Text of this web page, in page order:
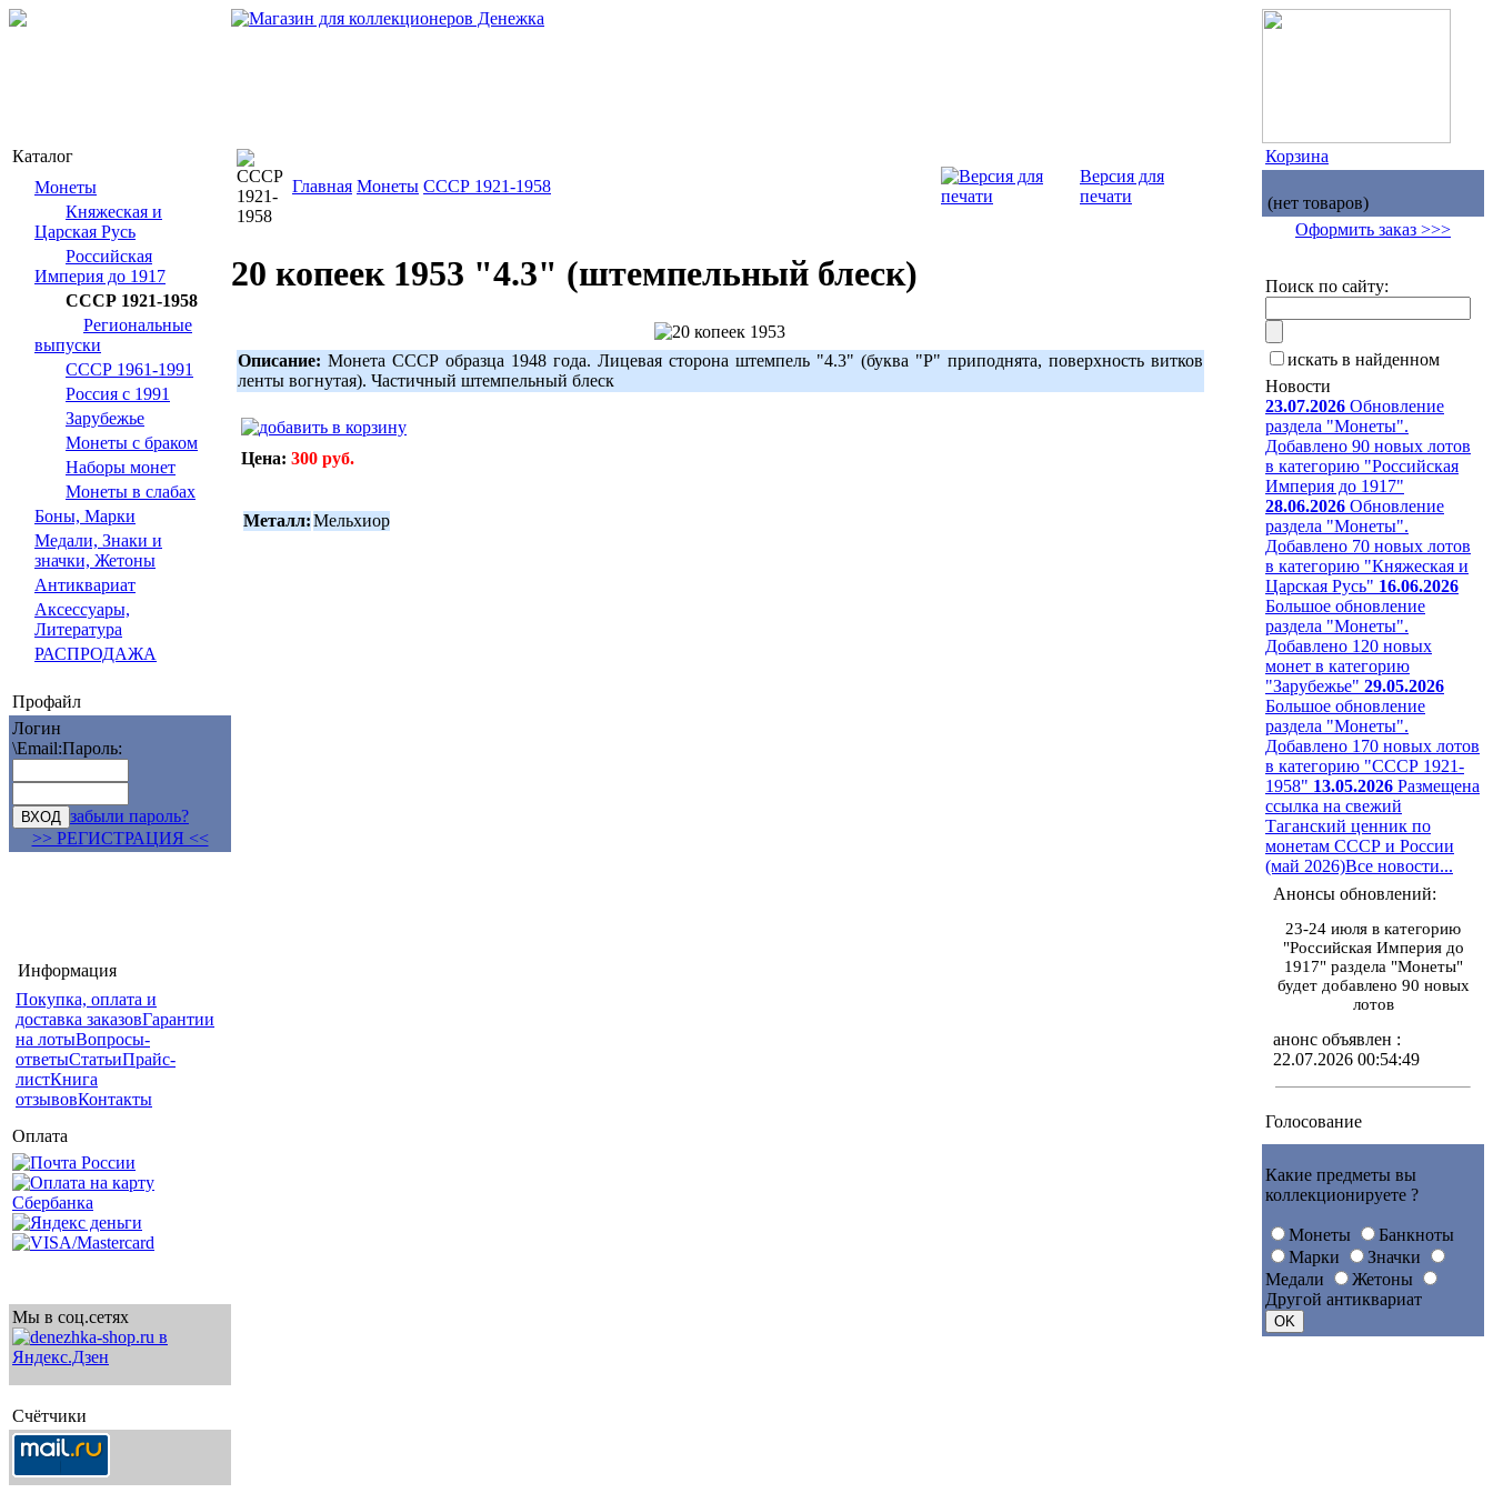
Каталог
Монеты
Княжеская и
Царская Русь
Российская
Империя до 1917
СССР 1921-1958
Региональные
выпуски
СССР 1961-1991
Россия с 1991
Зарубежье
Монеты с браком
Наборы монет
Монеты в слабах
Боны, Марки
Медали, Знаки и
значки, Жетоны
Антиквариат
Аксессуары,
Литература
РАСПРОДАЖА
Профайл
Логин
\Email:Пароль:
забыли пароль?
>> РЕГИСТРАЦИЯ <<
Информация
Покупка, оплата и
доставка заказовГарантии
на лотыВопросы-
ответыСтатьиПрайс-
листКнига
отзывовКонтакты
Оплата
Мы в соц.сетях
Счётчики
Главная Монеты СССР 1921-1958
Версия для
печати
20 копеек 1953 "4.3" (штемпельный блеск)
Описание: Монета СССР образца 1948 года. Лицевая сторона штемпель "4.3" (буква "Р" приподнята, поверхность витков
ленты вогнутая). Частичный штемпельный блеск
Цена: 300 руб.
Металл:Мельхиор
Корзина
(нет товаров)
Оформить заказ >>>
Поиск по сайту:
искать в найденном
Новости
23.07.2026 Обновление
раздела "Монеты".
Добавлено 90 новых лотов
в категорию "Российская
Империя до 1917"
28.06.2026 Обновление
раздела "Монеты".
Добавлено 70 новых лотов
в категорию "Княжеская и
Царская Русь" 16.06.2026
Большое обновление
раздела "Монеты".
Добавлено 120 новых
монет в категорию
"Зарубежье" 29.05.2026
Большое обновление
раздела "Монеты".
Добавлено 170 новых лотов
в категорию "СССР 1921-
1958" 13.05.2026 Размещена
ссылка на свежий
Таганский ценник по
монетам СССР и России
(май 2026)Все новости...
Анонсы обновлений:
23-24 июля в категорию
"Российская Империя до
1917" раздела "Монеты"
будет добавлено 90 новых
лотов
анонс объявлен :
22.07.2026 00:54:49
Голосование
Какие предметы вы
коллекционируете ?
Монеты
Банкноты
Марки
Значки
Медали
Жетоны
Другой антиквариат